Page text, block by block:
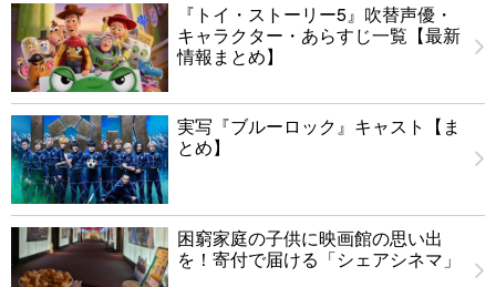
『トイ・ストーリー5』吹替声優・
キャラクター・あらすじ一覧【最新
情報まとめ】
実写『ブルーロック』キャスト【ま
とめ】
困窮家庭の子供に映画館の思い出
を！寄付で届ける「シェアシネマ」